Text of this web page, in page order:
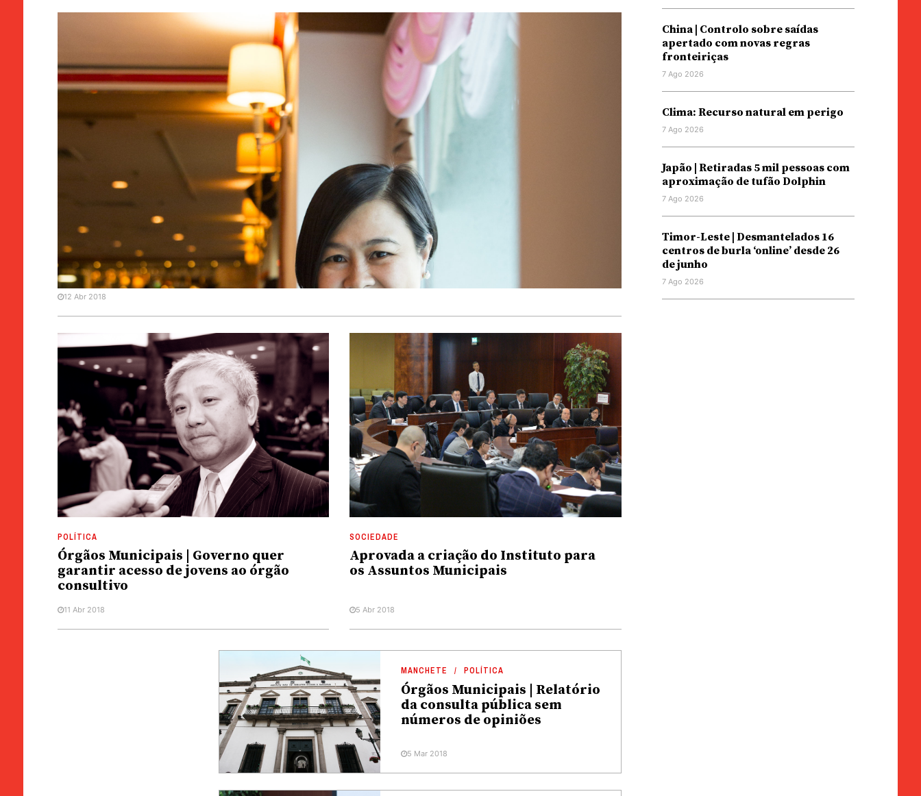
POLÍTICA
Agnes Lam justifica voto favorável aos órgãos municipais
12 Abr 2018
POLÍTICA
Órgãos Municipais | Governo quer
garantir acesso de jovens ao órgão
consultivo
11 Abr 2018
SOCIEDADE
Aprovada a criação do Instituto para
os Assuntos Municipais
5 Abr 2018
MANCHETE POLÍTICA
Órgãos Municipais | Relatório
da consulta pública sem
números de opiniões
5 Mar 2018
China | Controlo sobre saídas
apertado com novas regras
fronteiriças
7 Ago 2026
Clima: Recurso natural em perigo
7 Ago 2026
Japão | Retiradas 5 mil pessoas com
aproximação de tufão Dolphin
7 Ago 2026
Timor-Leste | Desmantelados 16
centros de burla ‘online’ desde 26
de junho
7 Ago 2026